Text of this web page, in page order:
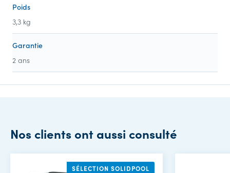
Poids
3,3 kg
Garantie
2 ans
Nos clients ont aussi consulté
SÉLECTION SOLIDPOOL